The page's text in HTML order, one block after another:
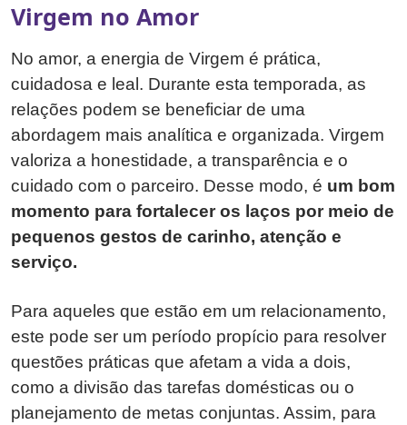
Virgem no Amor
No amor, a energia de Virgem é prática,
cuidadosa e leal. Durante esta temporada, as
relações podem se beneficiar de uma
abordagem mais analítica e organizada. Virgem
valoriza a honestidade, a transparência e o
cuidado com o parceiro. Desse modo, é um bom
momento para fortalecer os laços por meio de
pequenos gestos de carinho, atenção e
serviço.
Para aqueles que estão em um relacionamento,
este pode ser um período propício para resolver
questões práticas que afetam a vida a dois,
como a divisão das tarefas domésticas ou o
planejamento de metas conjuntas. Assim, para